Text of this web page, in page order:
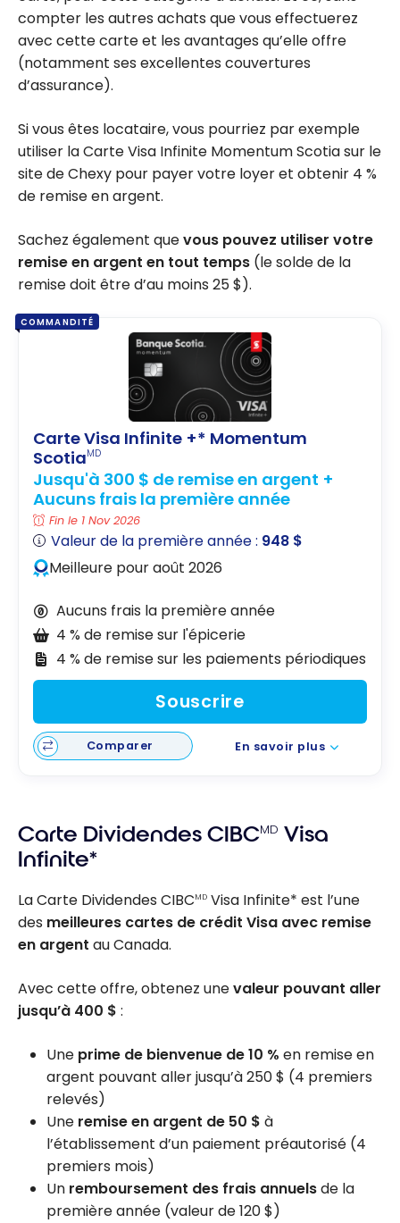
compter les autres achats que vous effectuerez
avec cette carte et les avantages qu’elle offre
(notamment ses excellentes couvertures
d’assurance).
Si vous êtes locataire, vous pourriez par exemple
utiliser la Carte Visa Infinite Momentum Scotia sur le
site de Chexy pour payer votre loyer et obtenir 4 %
de remise en argent.
Sachez également quevous pouvez utiliser votre
remise en argent en tout temps (le solde de la
remise doit être d’au moins 25 $).
COMMANDITÉ
Carte Visa Infinite +* Momentum
ScotiaMD
Jusqu'à 300 $ de remise en argent +
Aucuns frais la première année
Fin le 1 Nov 2026
Valeur de la première année : 948 $
Meilleure pour août 2026
Aucuns frais la première année
4 % de remise sur l'épicerie
4 % de remise sur les paiements périodiques
Souscrire
Comparer En savoir plus
Carte Dividendes CIBCMD Visa
Infinite*
La Carte Dividendes CIBCMD Visa Infinite* est l’une
des meilleures cartes de crédit Visa avec remise
en argent au Canada.
Avec cette offre, obtenez unevaleur pouvant aller
jusqu’à 400 $ :
Une prime de bienvenue de 10 % en remise en
argent pouvant aller jusqu’à250 $ (4 premiers
relevés)
Une remise en argent de 50 $ à
l’établissement d’un paiement préautorisé (4
premiers mois)
Un remboursement des frais annuelsde la
première année (valeur de120 $)